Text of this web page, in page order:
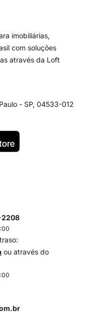
imobiliárias,
com soluções
através da Loft
- SP, 04533-012
2208
ou através do